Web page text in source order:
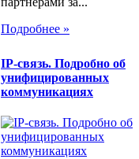
Подробнее »
IP-связь. Подробно об
унифицированных
коммуникациях